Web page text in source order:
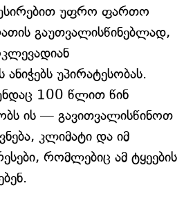
უფრო ფართო
გაუთვალისწინებლად,
ანიჭებს უპირატესობას.
100 წლით წინ
ის — გავითვალისწინოთ
კლიმატი და იმ
რომლებიც ამ ტყეების